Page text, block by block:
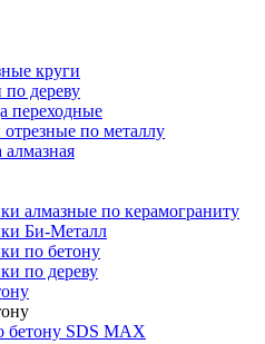
круги
дереву
переходные
по металлу
алмазные по керамограниту
Би-Металл
по бетону
по дереву
бетону SDS MAX